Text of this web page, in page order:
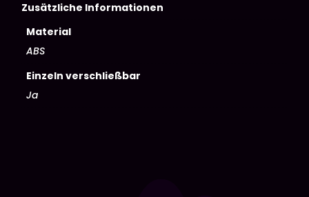
Zusätzliche Informationen
Material
ABS
Einzeln verschließbar
Ja